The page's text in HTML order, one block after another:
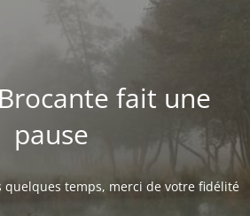
fait une
pause
quelques temps, merci de votre fidélité